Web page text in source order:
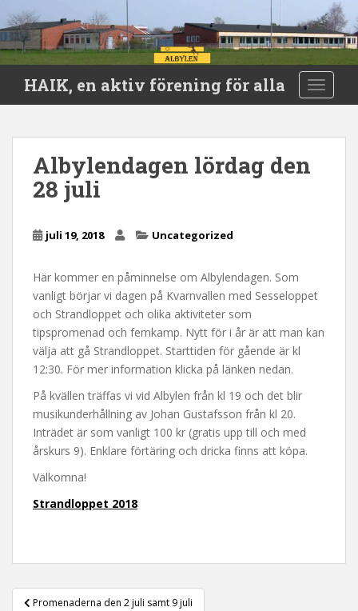
i
HAIK, en aktiv förening för alla
Albylendagen lördag den
28 juli
juli 19, 2018 Uncategorized
Här kommer en påminnelse om Albylendagen. Som
vanligt börjar vi dagen på Kvarnvallen med Sesseloppet
och Strandloppet och olika aktiviteter som
tipspromenad och femkamp. Nytt för i år är att man kan
välja att gå Strandloppet. Starttiden för gående är kl
12:30. För mer information klicka på länken nedan.
På kvällen träffas vi vid Albylen från kl 19 och det blir
musikunderhållning av Johan Gustafsson från kl 20.
Inträdet är som vanligt 100 kr (gratis upp till och med
årskurs 9). Enklare förtäring och dricka finns att köpa.
Välkomna!
Strandloppet 2018
Inläggsnavigering
Promenaderna den 2 juli samt 9 juli